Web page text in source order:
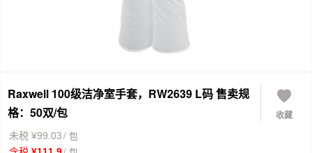
Raxwell 100级洁净室手套，RW2639 L码 售卖规
格：50双/包
收藏
未税 ¥99.03/ 包